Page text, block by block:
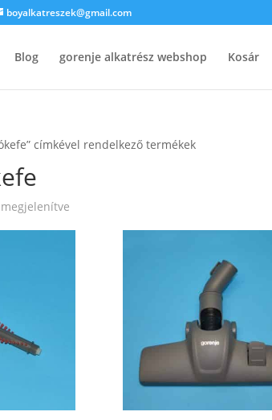
boyalkatreszek@gmail.com
Blog gorenje alkatrész webshop Kosár
címkével rendelkező termékek